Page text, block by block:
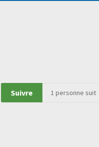
Suivre 1 personne suit